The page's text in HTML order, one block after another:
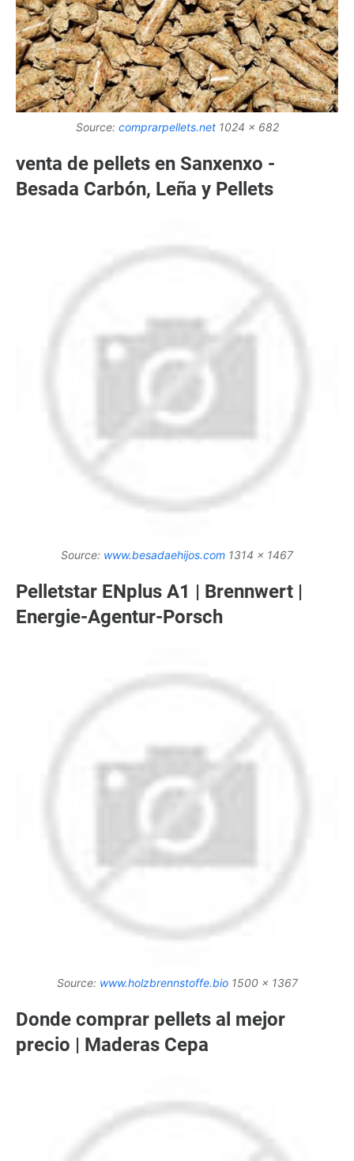
Source: comprarpellets.net1024 x 682
venta de pellets en Sanxenxo -
Besada Carbón, Leña y Pellets
Source: www.besadaehijos.com 1314 x 1467
Pelletstar ENplus A1 | Brennwert |
Energie-Agentur-Porsch
Source: www.holzbrennstoffe.bio1500 x 1367
Donde comprar pellets al mejor
precio | Maderas Cepa